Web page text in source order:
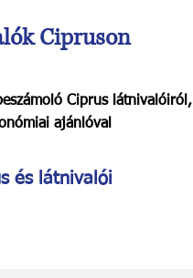
Cipruson
Ciprus látnivalóiról,
ajánlóval
és látnivalói